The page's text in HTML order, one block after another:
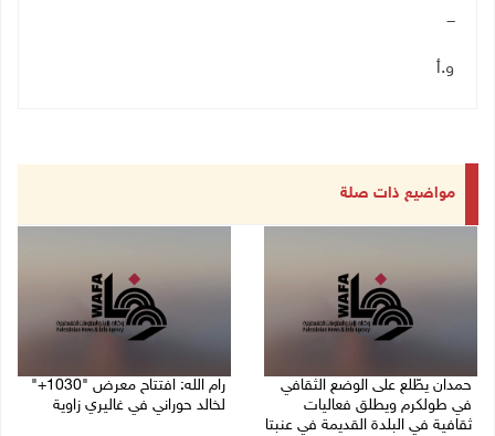
ـــ
و.أ
مواضيع ذات صلة
حمدان يطّلع على الوضع الثقافي
في طولكرم ويطلق فعاليات
ثقافية في البلدة القديمة في عنبتا
رام الله: افتتاح معرض "1030+"
لخالد حوراني في غاليري زاوية